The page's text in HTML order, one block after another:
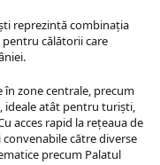
reprezintă combinația
călătorii care
zone centrale, precum
ideale atât pentru turiști,
acces rapid la rețeaua de
către diverse
precum Palatul